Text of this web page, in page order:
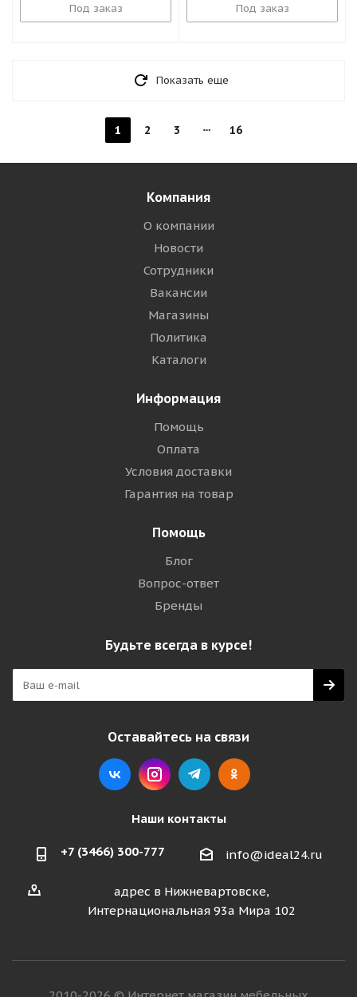
Под заказ Под заказ
Показать еще
1 2 3 16
Компания
О компании
Новости
Сотрудники
Вакансии
Магазины
Политика
Каталоги
Информация
Помощь
Оплата
Условия доставки
Гарантия на товар
Помощь
Блог
Вопрос-ответ
Бренды
Будьте всегда в курсе!
Оставайтесь на связи
Наши контакты
+7 (3466) 300-777 info@ideal24.ru
адрес в Нижневартовске,
Интернациональная 93а Мира 102